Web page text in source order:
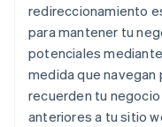
redireccionamiento
para mantener tu
potenciales
medida que navegan
recuerden tu
anteriores a tu sitio